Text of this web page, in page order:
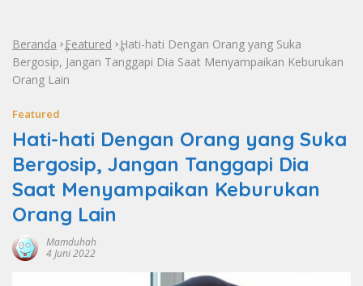
Beranda »Featured »Hati-hati Dengan Orang yang Suka
Bergosip, Jangan Tanggapi Dia Saat Menyampaikan Keburukan
Orang Lain
Featured
Hati-hati Dengan Orang yang Suka
Bergosip, Jangan Tanggapi Dia
Saat Menyampaikan Keburukan
Orang Lain
Mamduhah
4 Juni 2022